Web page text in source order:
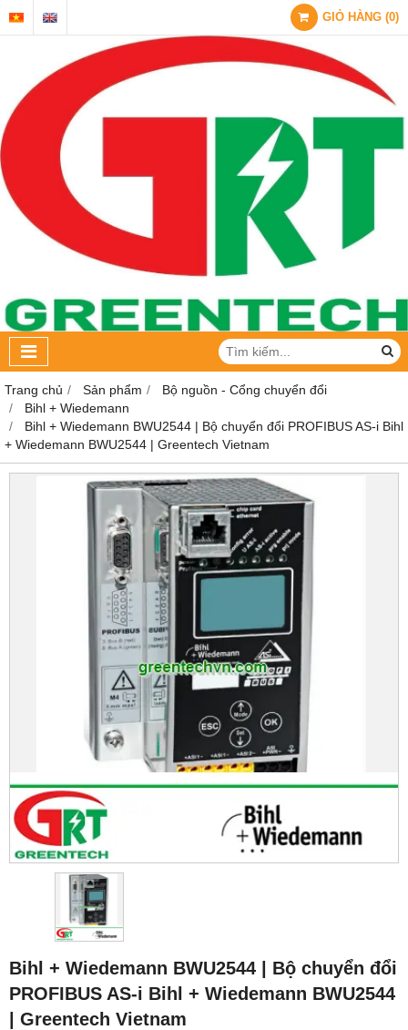
GIỎ HÀNG (0)
Trang chủ Sản phẩm
Bộ nguồn - Cổng chuyển đổi
Bihl + Wiedemann
Bihl + Wiedemann BWU2544 | Bộ chuyển đổi PROFIBUS AS-i Bihl
+ Wiedemann BWU2544 | Greentech Vietnam
Bihl + Wiedemann BWU2544 | Bộ chuyển đổi
PROFIBUS AS-i Bihl + Wiedemann BWU2544
| Greentech Vietnam